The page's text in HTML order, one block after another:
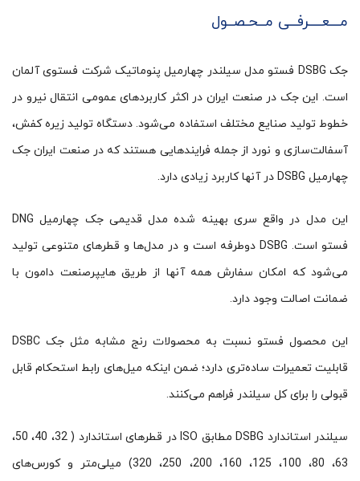
مـــعــــرفــی مــحـصــول
جک DSBG فستو مدل سیلندر چهارمیل پنوماتیک شرکت فستوی آلمان
است. این جک در صنعت ایران در اکثر کاربردهای عمومی انتقال نیرو در
خطوط تولید صنایع مختلف استفاده می‌شود. دستگاه تولید زیره کفش،
آسفالت‌سازی و نورد از جمله فرایندهایی هستند که در صنعت ایران جک
چهارمیل DSBG در آنها کاربرد زیادی دارد.
این مدل در واقع سری بهینه شده مدل قدیمی جک چهارمیل DNG
فستو است. DSBG دوطرفه‌ است و در مدل‌ها و قطرهای متنوعی تولید
می‌شود که امکان سفارش همه آنها از طریق هایپرصنعت دامون با
ضمانت اصالت وجود دارد.
این محصول فستو نسبت به محصولات رنج مشابه مثل جک‌ DSBC
قابلیت تعمیرات ساده‌تری دارد؛ ضمن اینکه میل‌های رابط استحکام قابل
قبولی را برای کل سیلندر فراهم می‌کنند.
سیلندر استاندارد DSBG مطابق ISO در قطرهای استاندارد ( 32، 40، 50،
63، 80، 100، 125، 160، 200، 250، 320) میلی‌متر و کورس‌های